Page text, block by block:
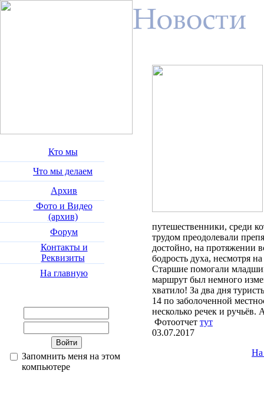
Кто мы
Что мы делаем
Архив
Фото и Видео
(архив)
Форум
Контакты и
Реквизиты
На главную
Запомнить меня на этом
компьютере
путешественники, среди
трудом преодолевали
достойно, на протяжении
бодрость духа, несмотря
Старшие помогали
маршрут был немного
хватило! За два дня
14 по заболоченной
несколько речек и
Фотоотчет тут
03.07.2017
На